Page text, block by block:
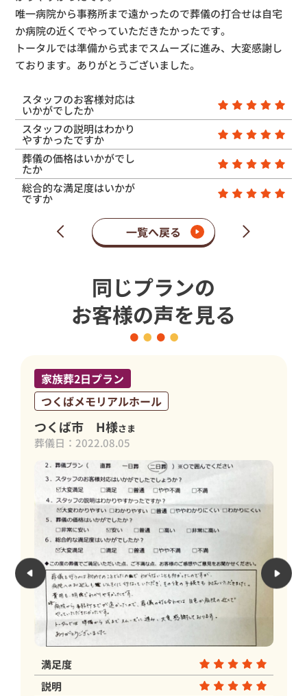
唯一病院から事務所まで遠かったので葬儀の打合せは自宅
か病院の近くでやっていただきたかったです。
トータルでは準備から式までスムーズに進み、大変感謝し
ております。ありがとうございました。
スタッフのお客様対応は
いかがでしたか
スタッフの説明はわかり
やすかったですか
葬儀の価格はいかがでし
たか
総合的な満足度はいかが
ですか
一覧へ戻る
前
同じプランの
お客様の声を見る
家族葬2日プラン
つくばメモリアルホール
つくば市 H様さま
葬儀日：2022.08.05
満足度
説明